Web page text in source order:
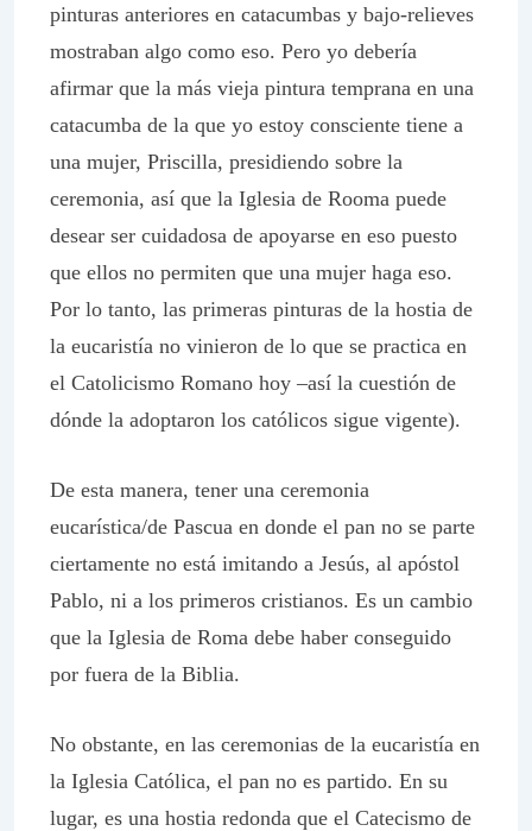
pinturas anteriores en catacumbas y bajo-relieves
mostraban algo como eso. Pero yo debería
afirmar que la más vieja pintura temprana en una
catacumba de la que yo estoy consciente tiene a
una mujer, Priscilla, presidiendo sobre la
ceremonia, así que la Iglesia de Rooma puede
desear ser cuidadosa de apoyarse en eso puesto
que ellos no permiten que una mujer haga eso.
Por lo tanto, las primeras pinturas de la hostia de
la eucaristía no vinieron de lo que se practica en
el Catolicismo Romano hoy –así la cuestión de
dónde la adoptaron los católicos sigue vigente).
De esta manera, tener una ceremonia
eucarística/de Pascua en donde el pan no se parte
ciertamente no está imitando a Jesús, al apóstol
Pablo, ni a los primeros cristianos. Es un cambio
que la Iglesia de Roma debe haber conseguido
por fuera de la Biblia.
No obstante, en las ceremonias de la eucaristía en
la Iglesia Católica, el pan no es partido. En su
lugar, es una hostia redonda que el Catecismo de